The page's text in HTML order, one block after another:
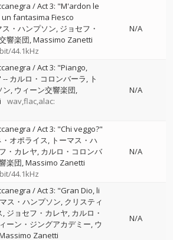
/ Act 3: "M'ardon le
fantasima Fiesco
ス・ハンプソン ジョセフ・
響楽団 Massimo Zanetti
44.1kHz
N/A
/ Act 3: "Piango,
-- カルロ・コロンバーラ
ト
ン ウィーン交響楽団
wav,flac,alac:
N/A
/ Act 3: "Chi veggo?"
オポライス
トーマス・ハ
・カレヤ カルロ・コロンバ
楽団 Massimo Zanetti
44.1kHz
N/A
/ Act 3: "Gran Dio, li
ス・ハンプソン クリスティ
ジョセフ・カレヤ カルロ・
ーン・ジングアカデミー ウ
Zanetti
N/A